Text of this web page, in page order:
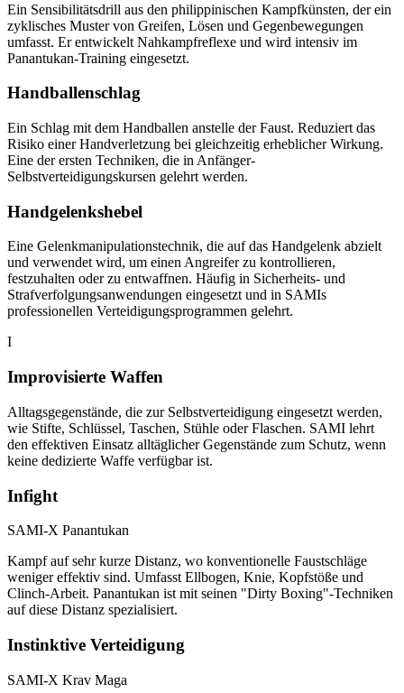
Ein Sensibilitätsdrill aus den philippinischen Kampfkünsten, der ein
zyklisches Muster von Greifen, Lösen und Gegenbewegungen
umfasst. Er entwickelt Nahkampfreflexe und wird intensiv im
Panantukan-Training eingesetzt.
Handballenschlag
Ein Schlag mit dem Handballen anstelle der Faust. Reduziert das
Risiko einer Handverletzung bei gleichzeitig erheblicher Wirkung.
Eine der ersten Techniken, die in Anfänger-
Selbstverteidigungskursen gelehrt werden.
Handgelenkshebel
Eine Gelenkmanipulationstechnik, die auf das Handgelenk abzielt
und verwendet wird, um einen Angreifer zu kontrollieren,
festzuhalten oder zu entwaffnen. Häufig in Sicherheits- und
Strafverfolgungsanwendungen eingesetzt und in SAMIs
professionellen Verteidigungsprogrammen gelehrt.
I
Improvisierte Waffen
Alltagsgegenstände, die zur Selbstverteidigung eingesetzt werden,
wie Stifte, Schlüssel, Taschen, Stühle oder Flaschen. SAMI lehrt
den effektiven Einsatz alltäglicher Gegenstände zum Schutz, wenn
keine dedizierte Waffe verfügbar ist.
Infight
SAMI-X Panantukan
Kampf auf sehr kurze Distanz, wo konventionelle Faustschläge
weniger effektiv sind. Umfasst Ellbogen, Knie, Kopfstöße und
Clinch-Arbeit. Panantukan ist mit seinen "Dirty Boxing"-Techniken
auf diese Distanz spezialisiert.
Instinktive Verteidigung
SAMI-X Krav Maga